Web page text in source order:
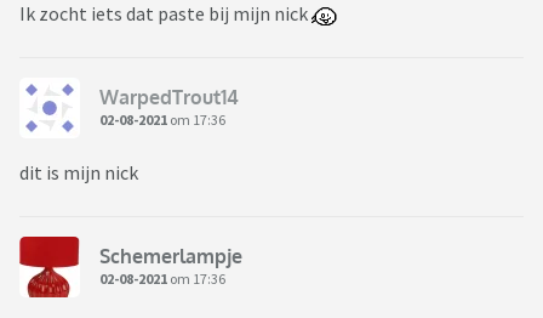
Ik zocht iets dat paste bij mijn nick
WarpedTrout14
02-08-2021 om 17:36
dit is mijn nick
Schemerlampje
02-08-2021 om 17:36